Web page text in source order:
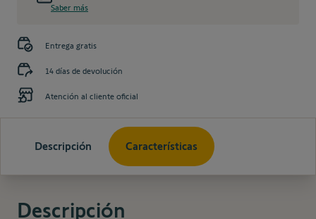
Saber más
Entrega gratis
14 días de devolución
Atención al cliente oficial
Descripción Características
Descripción